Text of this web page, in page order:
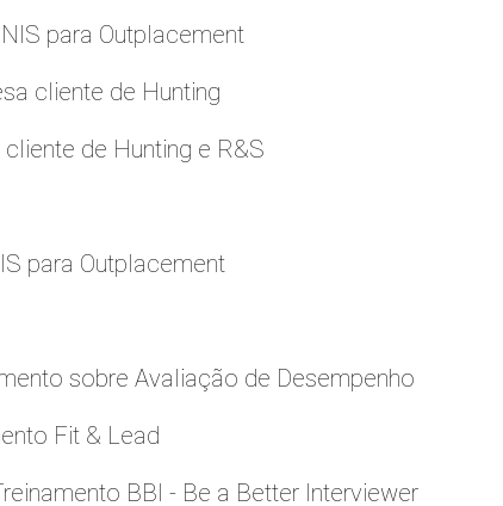
para Outplacement
cliente de Hunting
de Hunting e R&S
para Outplacement
sobre Avaliação de Desempenho
Fit & Lead
BBI - Be a Better Interviewer